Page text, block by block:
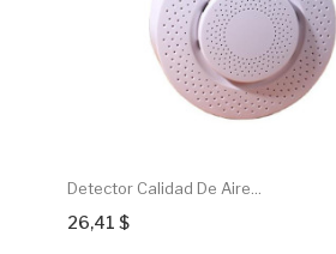
Detector Calidad De Aire...
26,41 $